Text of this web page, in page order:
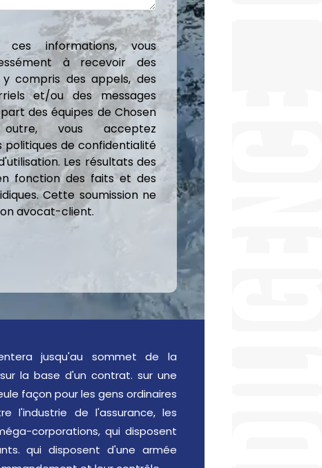
ces informations, vous
à recevoir des
y compris des appels, des
et/ou des messages
des équipes de Chosen
vous acceptez
politiques de confidentialité
Les résultats des
fonction des faits et des
Cette soumission ne
avocat-client.
jusqu'au sommet de la
la base d'un contrat. sur une
façon pour les gens ordinaires
l'industrie de l'assurance, les
corporations, qui disposent
qui disposent d'une armée